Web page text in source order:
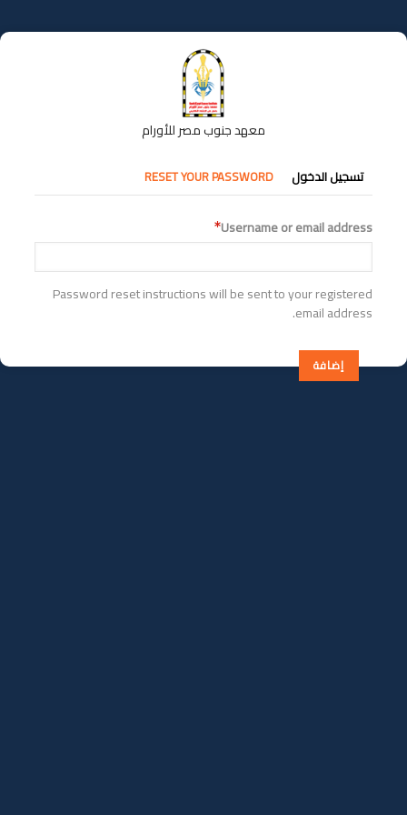
إلى
المحتوى
معهد جنوب مصر للأورام
التبويبات
الأساسية
تسجيل الدخول RESET YOUR PASSWORD
Username or email address
Password reset instructions will be sent to your registered
email address.